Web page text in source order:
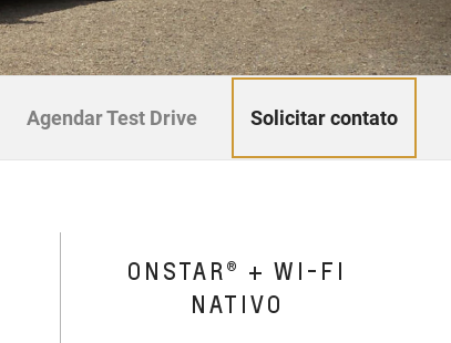
Agendar Test Drive Solicitar contato
ONSTAR® + WI-FI
NATIVO